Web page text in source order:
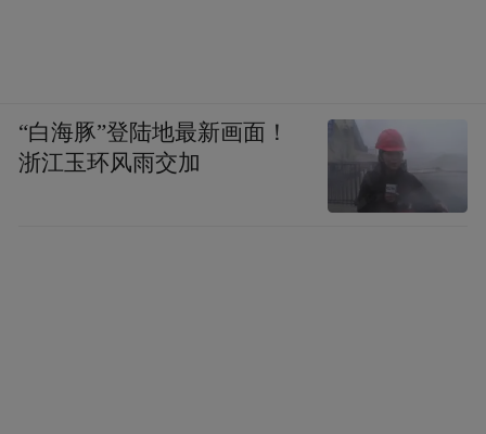
“白海豚”登陆地最新画面！
浙江玉环风雨交加